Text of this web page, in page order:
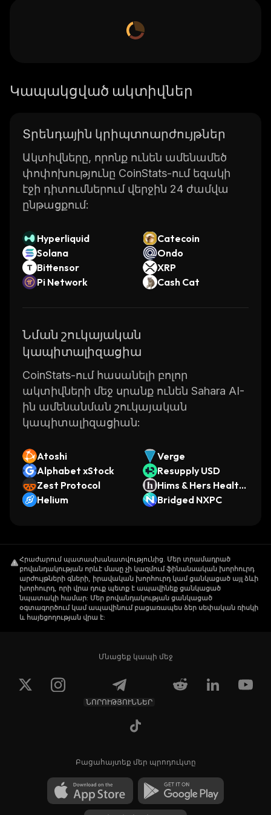
Կապակցված ակտիվներ
Տրենդային կրիպտոարժույթներ
Ակտիվները, որոնք ունեն ամենամեծ
փոփոխությունը CoinStats-ում եզակի
էջի դիտումներում վերջին 24 ժամվա
ընթացքում:
Hyperliquid
Catecoin
Solana
Ondo
Bittensor
XRP
Pi Network
Cash Cat
Նման շուկայական
կապիտալիզացիա
CoinStats-ում հասանելի բոլոր
ակտիվների մեջ սրանք ունեն Sahara AI-
ին ամենանման շուկայական
կապիտալիզացիան:
Atoshi
Verge
Alphabet xStock
Resupply USD
Zest Protocol
Hims & Hers Health
(Ondo Tokenized St
Helium Bridged NXPC
Հրաժարում պատասխանատվությունից. Մեր տրամադրած
բովանդակության որևէ մասը չի կազմում ֆինանսական խորհուրդ
արժույթների գների, իրավական խորհուրդ կամ ցանկացած այլ ձևի
խորհուրդ, որի վրա դուք պետք է ապավինեք ցանկացած
նպատակի համար: Մեր բովանդակության ցանկացած
օգտագործում կամ ապավինում բացառապես ձեր սեփական ռիսկի
և հայեցողության վրա է:
Մնացեք կապի մեջ
ՆՈՐՈՒԹՅՈՒՆՆԵՐ
Բացահայտեք մեր պրոդուկտը